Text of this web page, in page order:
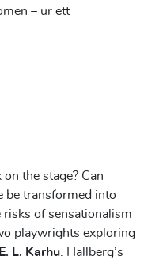
– ur ett
the stage? Can
be transformed into
risks of sensationalism
playwrights exploring
E. L. Karhu. Hallberg’s